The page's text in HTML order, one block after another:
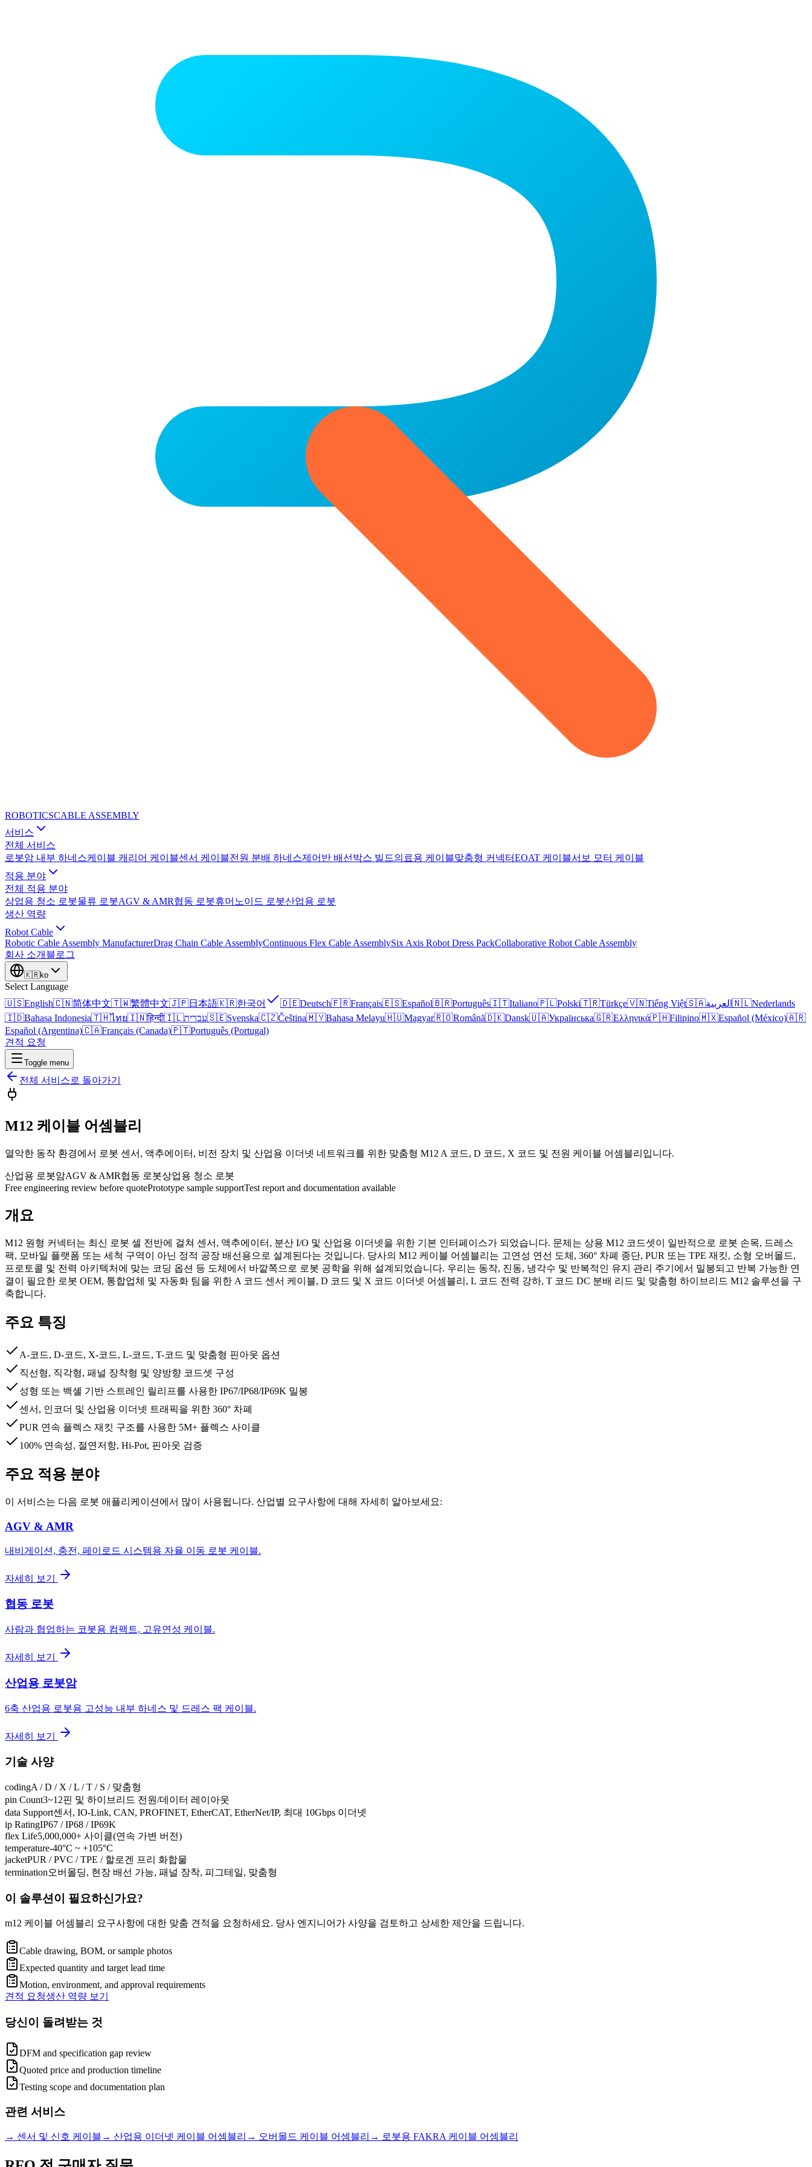
ROBOTICSCABLE ASSEMBLY
서비스
전체 서비스
로봇암 내부 하네스케이블 캐리어 케이블센서 케이블전원 분배 하네스제어반 배선 박스 빌드의료용 케이블맞춤형 커넥터EOAT 케이블서보 모터 케이블
적용 분야
전체 적용 분야
상업용 청소 로봇물류 로봇AGV & AMR협동 로봇휴머노이드 로봇산업용 로봇
생산 역량
Robot Cable
Robotic Cable Assembly ManufacturerDrag Chain Cable AssemblyContinuous Flex Cable AssemblySix Axis Robot Dress PackCollaborative Robot Cable Assembly
회사 소개 블로그
🇰🇷ko
Select Language
🇺🇸English🇨🇳简体中文🇹🇼繁體中文🇯🇵日本語🇰🇷한국어 🇩🇪Deutsch🇫🇷Français🇪🇸Español🇧🇷Português🇮🇹Italiano🇵🇱Polski🇹🇷Türkçe🇻🇳Tiếng Việt🇸🇦العربية 🇳🇱Nederlands
🇮🇩Bahasa Indonesia🇹🇭ไทย🇮🇳हिन्दी🇮🇱עברית🇸🇪Svenska🇨🇿Čeština🇲🇾Bahasa Melayu🇭🇺Magyar🇷🇴Română🇩🇰Dansk🇺🇦Українська🇬🇷Ελληνικά🇵🇭Filipino🇲🇽Español (México)🇦🇷
Español (Argentina)🇨🇦Français (Canada)🇵🇹Português (Portugal)
견적 요청
Toggle menu
전체 서비스로 돌아가기
M12 케이블 어셈블리
열악한 동작 환경에서 로봇 센서, 액추에이터, 비전 장치 및 산업용 이더넷 네트워크를 위한 맞춤형 M12 A 코드, D 코드, X 코드 및 전원 케이블 어셈블리입니다.
산업용 로봇암AGV & AMR협동 로봇상업용 청소 로봇
Free engineering review before quotePrototype sample supportTest report and documentation available
개요
M12 원형 커넥터는 최신 로봇 셀 전반에 걸쳐 센서, 액추에이터, 분산 I/O 및 산업용 이더넷을 위한 기본 인터페이스가 되었습니다. 문제는 상용 M12 코드셋이 일반적으로 로봇 손목, 드레스
팩, 모바일 플랫폼 또는 세척 구역이 아닌 정적 공장 배선용으로 설계된다는 것입니다. 당사의 M12 케이블 어셈블리는 고연성 연선 도체, 360° 차폐 종단, PUR 또는 TPE 재킷, 소형 오버몰드,
프로토콜 및 전력 아키텍처에 맞는 코딩 옵션 등 도체에서 바깥쪽으로 로봇 공학을 위해 설계되었습니다. 우리는 동작, 진동, 냉각수 및 반복적인 유지 관리 주기에서 밀봉되고 반복 가능한 연
결이 필요한 로봇 OEM, 통합업체 및 자동화 팀을 위한 A 코드 센서 케이블, D 코드 및 X 코드 이더넷 어셈블리, L 코드 전력 강하, T 코드 DC 분배 리드 및 맞춤형 하이브리드 M12 솔루션을 구
축합니다.
주요 특징
A-코드, D-코드, X-코드, L-코드, T-코드 및 맞춤형 핀아웃 옵션
직선형, 직각형, 패널 장착형 및 양방향 코드셋 구성
성형 또는 백셸 기반 스트레인 릴리프를 사용한 IP67/IP68/IP69K 밀봉
센서, 인코더 및 산업용 이더넷 트래픽을 위한 360° 차폐
PUR 연속 플렉스 재킷 구조를 사용한 5M+ 플렉스 사이클
100% 연속성, 절연저항, Hi-Pot, 핀아웃 검증
주요 적용 분야
이 서비스는 다음 로봇 애플리케이션에서 많이 사용됩니다. 산업별 요구사항에 대해 자세히 알아보세요:
AGV & AMR
내비게이션, 충전, 페이로드 시스템용 자율 이동 로봇 케이블.
자세히 보기
협동 로봇
사람과 협업하는 코봇용 컴팩트, 고유연성 케이블.
자세히 보기
산업용 로봇암
6축 산업용 로봇용 고성능 내부 하네스 및 드레스 팩 케이블.
자세히 보기
기술 사양
codingA / D / X / L / T / S / 맞춤형
pin Count3~12핀 및 하이브리드 전원/데이터 레이아웃
data Support센서, IO-Link, CAN, PROFINET, EtherCAT, EtherNet/IP, 최대 10Gbps 이더넷
ip RatingIP67 / IP68 / IP69K
flex Life5,000,000+ 사이클(연속 가변 버전)
temperature-40°C ~ +105°C
jacketPUR / PVC / TPE / 할로겐 프리 화합물
termination오버몰딩, 현장 배선 가능, 패널 장착, 피그테일, 맞춤형
이 솔루션이 필요하신가요?
m12 케이블 어셈블리 요구사항에 대한 맞춤 견적을 요청하세요. 당사 엔지니어가 사양을 검토하고 상세한 제안을 드립니다.
Cable drawing, BOM, or sample photos
Expected quantity and target lead time
Motion, environment, and approval requirements
견적 요청생산 역량 보기
당신이 돌려받는 것
DFM and specification gap review
Quoted price and production timeline
Testing scope and documentation plan
관련 서비스
→ 센서 및 신호 케이블 → 산업용 이더넷 케이블 어셈블리 → 오버몰드 케이블 어셈블리 → 로봇용 FAKRA 케이블 어셈블리